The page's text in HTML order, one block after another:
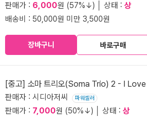
판매가 : 6,000원 (57%↓) │ 상태 : 상
배송비 : 50,000원 미만 3,500원
장바구니 바로구매
[중고] 소마 트리오(Soma Trio) 2 - I
판매자 : 시디아저씨 파워셀러
판매가 : 7,000원 (50%↓) │ 상태 : 상